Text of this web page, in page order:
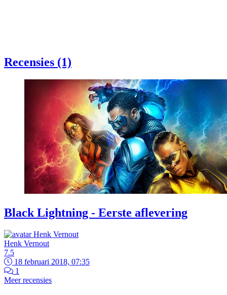
Recensies (1)
Black Lightning - Eerste aflevering
Henk Vernout
7.5
18 februari 2018, 07:35
1
Meer recensies